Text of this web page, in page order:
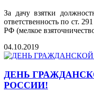
За дачу взятки
ответственность по ст.
РФ (мелкое
04.10.2019
ДЕНЬ
РОССИИ!